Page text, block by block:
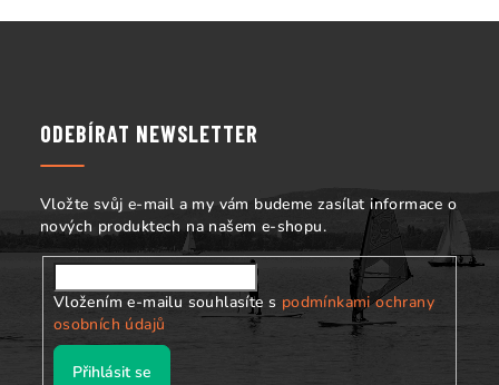
k
p
i
u
ODEBÍRAT NEWSLETTER
Vložte svůj e-mail a my vám budeme zasílat informace o
nových produktech na našem e-shopu.
Vložením e-mailu souhlasíte s podmínkami ochrany
osobních údajů
Přihlásit se